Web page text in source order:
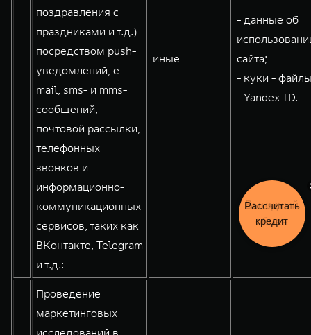
поздравления с
праздниками и т.д.)
посредством push-
уведомлений, e-
mail, sms- и mms-
сообщений,
почтовой рассылки,
телефонных
звонков и
информационно-
коммуникационных
сервисов, таких как
ВКонтакте, Telegram
и т.д.:
иные
- данные об
сайта;
- куки -
- Yandex ID.
Проведение
маркетинговых
исследований в
Рассчитать
кредит